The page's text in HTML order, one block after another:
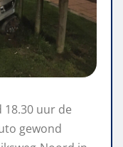
18.30 uur de
gewond